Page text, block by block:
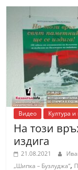
Видео Култура и
На този
издига
21.08.2021
„Шипка – Бузлуджа“,